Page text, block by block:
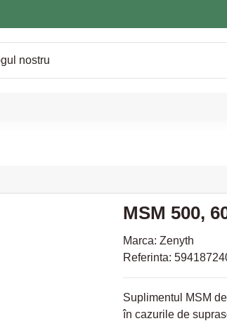
MSM 500,
Marca: Zenyth
Referinta:
Suplimentul MSM
în cazurile de